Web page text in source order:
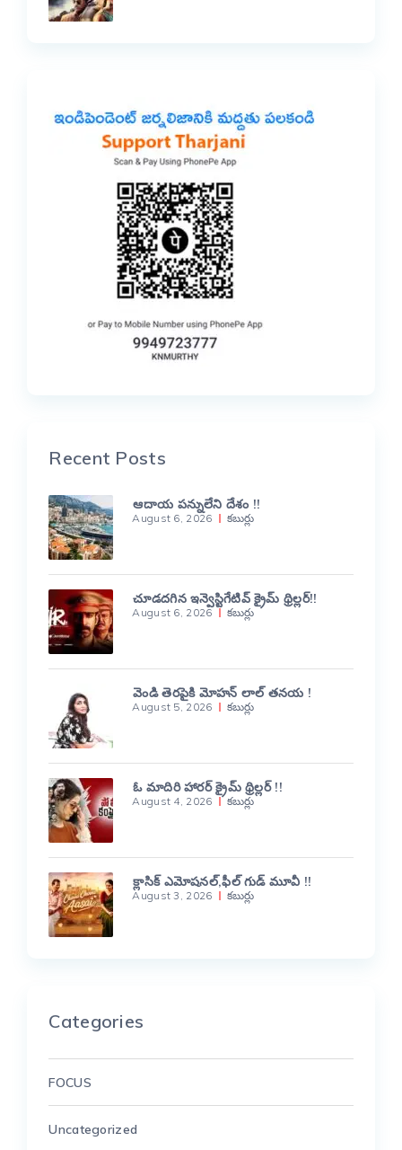
Recent Posts
ఆదాయ పన్నులేని దేశం !!
August 6, 2026 కబుర్లు
చూడదగిన ఇన్వెస్టిగేటివ్ క్రైమ్ థ్రిల్లర్!!
August 6, 2026 కబుర్లు
వెండి తెరపైకి మోహన్ లాల్ తనయ !
August 5, 2026 కబుర్లు
ఓ మాదిరి హారర్ క్రైమ్ థ్రిల్లర్ !!
August 4, 2026 కబుర్లు
క్లాసిక్ ఎమోషనల్,ఫీల్ గుడ్ మూవీ !!
August 3, 2026 కబుర్లు
Categories
FOCUS
Uncategorized